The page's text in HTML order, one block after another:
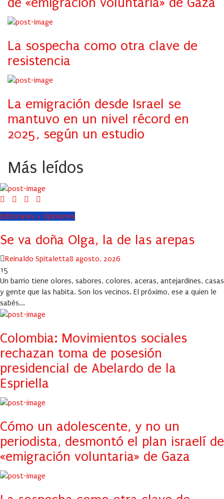
La sospecha como otra clave de
resistencia
La emigración desde Israel se
mantuvo en un nivel récord en
2025, según un estudio
Más leídos
Editoriales y Opiniones
Se va doña Olga, la de las arepas
Author
Reinaldo SpitalettaPosted
8 agosto, 2026
15
Un barrio tiene olores, sabores, colores, aceras, antejardines, casas
y gente que las habita. Son los vecinos. El próximo, ese a quien le
sabés...
Colombia: Movimientos sociales
rechazan toma de posesión
presidencial de Abelardo de la
Espriella
Cómo un adolescente, y no un
periodista, desmontó el plan israelí de
«emigración voluntaria» de Gaza